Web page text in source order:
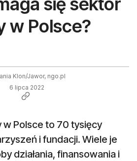
w Polsce?
Klon/Jawor, ngo.pl
6 lipca 2022
w Polsce to 70 tysięcy
i fundacji. Wiele je
działania, finansowania i